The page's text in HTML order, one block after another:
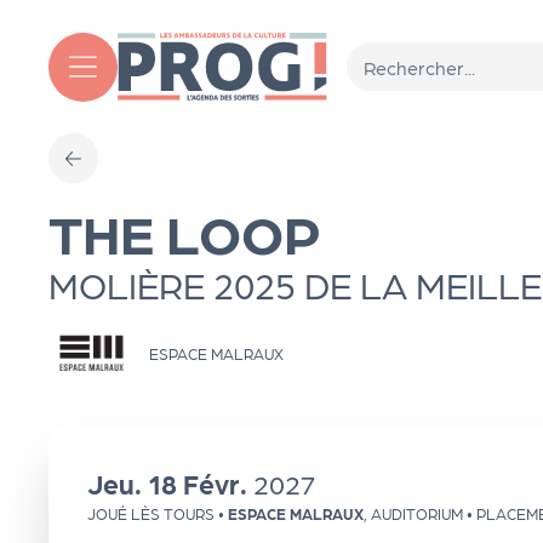
THE LOOP
MOLIÈRE 2025 DE LA
ESPACE MALRAUX
Jeu. 18 Févr. 2027
JOUÉ LÈS TOURS • ESPACE MALRAUX, AUDITORIUM•
o
ut
l'
a
g